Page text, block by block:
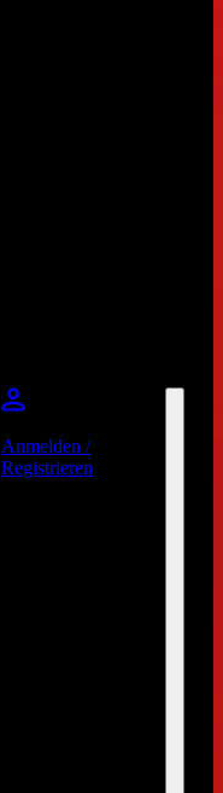
Anmelden /
Registrieren